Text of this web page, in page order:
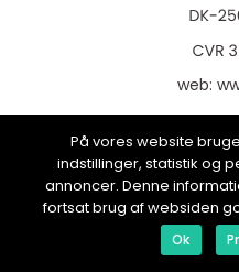
web:
På vores website
indstillinger, statistik og
annoncer. Denne
fortsat brug af websiden
Ok